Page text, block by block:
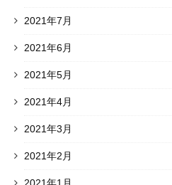
2021年7月
2021年6月
2021年5月
2021年4月
2021年3月
2021年2月
2021年1月